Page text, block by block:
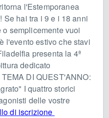
l'Estemporanea
hai tra i 9 e i 18 anni
semplicemente vuoi
l'evento estivo che stavi
presenta la 4ª
dedicato
DI QUEST'ANNO:
I quattro storici
delle vostre
di iscrizione